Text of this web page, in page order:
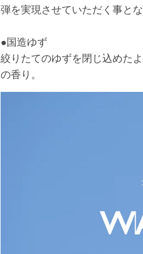
弾を実現させていただく事と
●国造ゆず
絞りたてのゆずを閉じ込めた
の香り。